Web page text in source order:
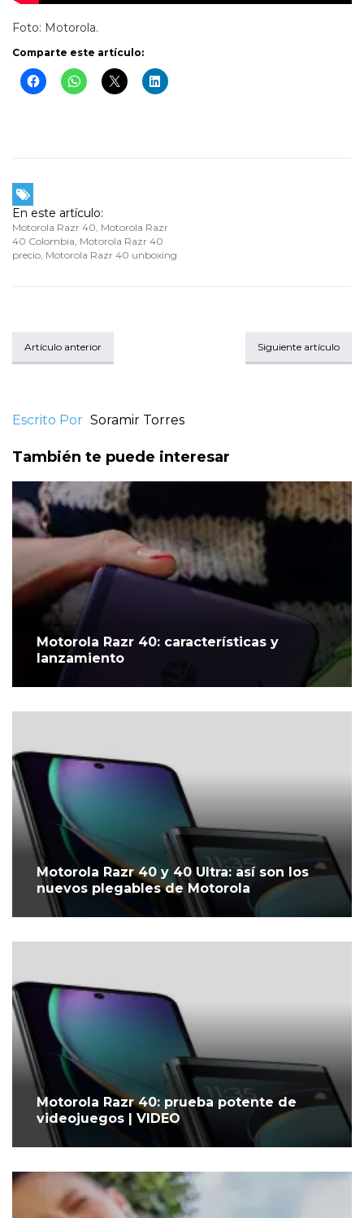
Foto: Motorola.
Comparte este artículo:
En este artículo:
Motorola Razr 40, Motorola Razr
40 Colombia, Motorola Razr 40
precio, Motorola Razr 40 unboxing
Artículo anterior Siguiente artículo
Escrito Por Soramir Torres
También te puede interesar
Motorola Razr 40: características y
lanzamiento
Motorola Razr 40 y 40 Ultra: así son los
nuevos plegables de Motorola
Motorola Razr 40: prueba potente de
videojuegos | VIDEO